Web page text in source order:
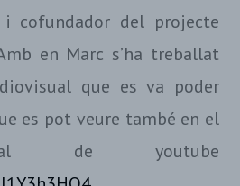
del projecte
en Marc s’ha treballat
que es va poder
es pot veure també en el
de youtube